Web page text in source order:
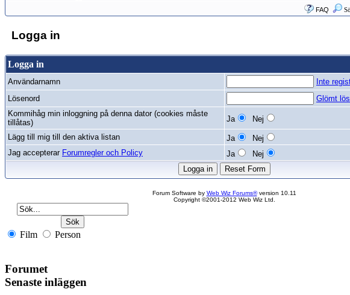
FAQ
Logga in
Logga in
Användarnamn
Inte
Lösenord
Glömt
Kommihåg min inloggning på denna dator (cookies måste
tillåtas)
Ja
Nej
Lägg till mig till den aktiva listan
Ja
Nej
Jag accepterar Forumregler och Policy Ja Nej
Forum Software by Web Wiz Forums®version 10.11
Copyright ©2001-2012 Web Wiz Ltd.
Film Person
Forumet
Senaste inläggen